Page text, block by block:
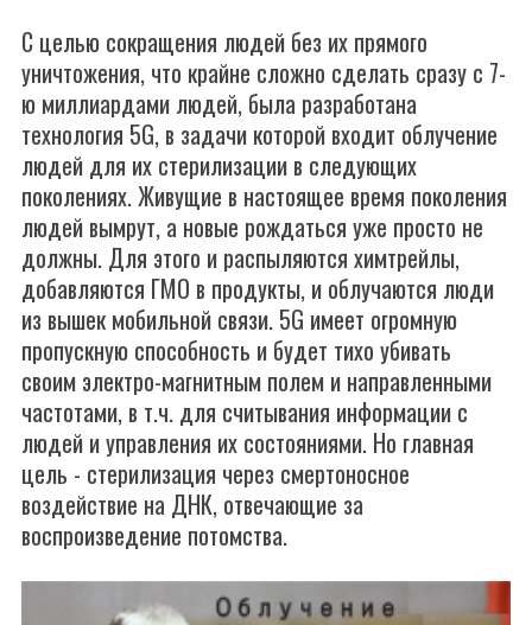
С целью сокращения людей без их прямого
уничтожения, что крайне сложно сделать сразу с 7-
ю миллиардами людей, была разработана
технология 5G, в задачи которой входит облучение
людей для их стерилизации в следующих
поколениях. Живущие в настоящее время поколения
людей вымрут, а новые рождаться уже просто не
должны. Для этого и распыляются химтрейлы,
добавляются ГМО в продукты, и облучаются люди
из вышек мобильной связи. 5G имеет огромную
пропускную способность и будет тихо убивать
своим электро-магнитным полем и направленными
частотами, в т.ч. для считывания информации с
людей и управления их состояниями. Но главная
цель - стерилизация через смертоносное
воздействие на ДНК, отвечающие за
воспроизведение потомства.